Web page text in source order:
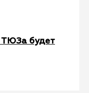
ТЮЗа будет